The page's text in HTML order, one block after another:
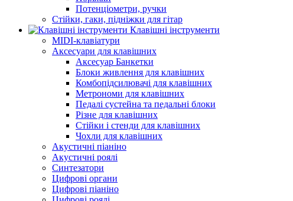
Потенціометри, ручки
Стійки, гаки, підніжки для гітар
Клавішні інструменти
MIDI-клавіатури
Аксесуари для клавішних
Аксесуар Банкетки
Блоки живлення для клавішних
Комбопідсилювачі для клавішних
Метрономи для клавішних
Педалі сустейна та педальні блоки
Різне для клавішних
Стійки і стенди для клавішних
Чохли для клавішних
Акустичні піаніно
Акустичні роялі
Синтезатори
Цифрові органи
Цифрові піаніно